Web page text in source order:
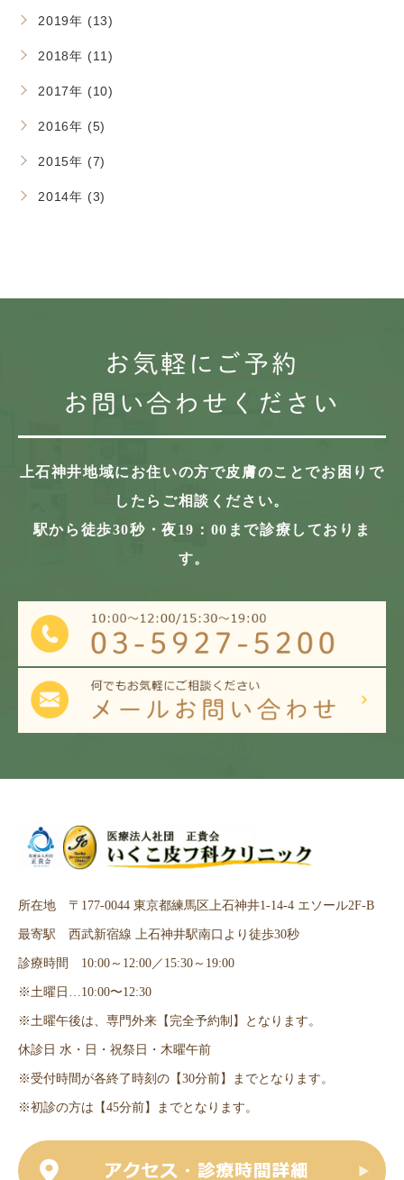
2019年 (13)
2018年 (11)
2017年 (10)
2016年 (5)
2015年 (7)
2014年 (3)
お気軽にご予約
お問い合わせください
上石神井地域にお住いの方で皮膚のことでお困りで
したらご相談ください。
駅から徒歩30秒・夜19：00まで診療しておりま
す。
所在地 〒177-0044 東京都練馬区上石神井1-14-4 エソール2F-B
最寄駅 西武新宿線 上石神井駅南口より徒歩30秒
診療時間 10:00～12:00／15:30～19:00
※土曜日…10:00〜12:30
※土曜午後は、専門外来【完全予約制】となります。
休診日 水・日・祝祭日・木曜午前
※受付時間が各終了時刻の【30分前】までとなります。
※初診の方は【45分前】までとなります。